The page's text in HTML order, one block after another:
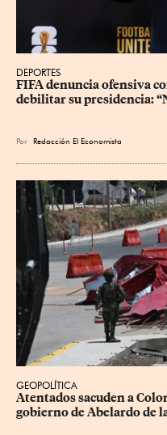
DEPORTES
FIFA denuncia ofensiva
debilitar su presidencia:
Por Redacción El Economista
GEOPOLÍTICA
Atentados sacuden a
gobierno de Abelardo de